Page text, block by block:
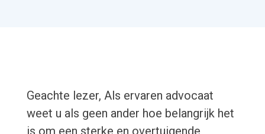
Geachte lezer, Als ervaren advocaat
weet u als geen ander hoe belangrijk het
is om een sterke en overtuigende